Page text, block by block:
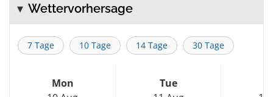
Wettervorhersage
7 Tage 10 Tage 14 Tage 30 Tage
Mon
Tue